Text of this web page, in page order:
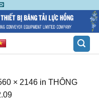
× 2146 in THÔNG